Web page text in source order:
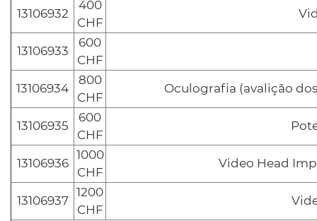
13106932
400
CHF
13106933
600
CHF
13106934
800
CHF
Oculografia (avalição
13106935
600
CHF
13106936
1000
CHF
Video Head
13106937
1200
CHF